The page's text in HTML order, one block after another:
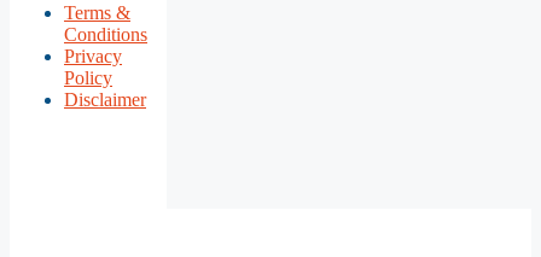
Terms &
Conditions
Privacy
Policy
Disclaimer